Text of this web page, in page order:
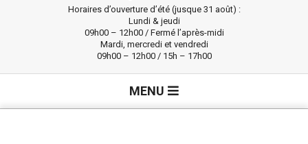
Horaires d’ouverture d’été (jusque 31 août) :
Lundi & jeudi
09h00 – 12h00 / Fermé l’après-midi
Mardi, mercredi et vendredi
09h00 – 12h00 / 15h – 17h00
MENU